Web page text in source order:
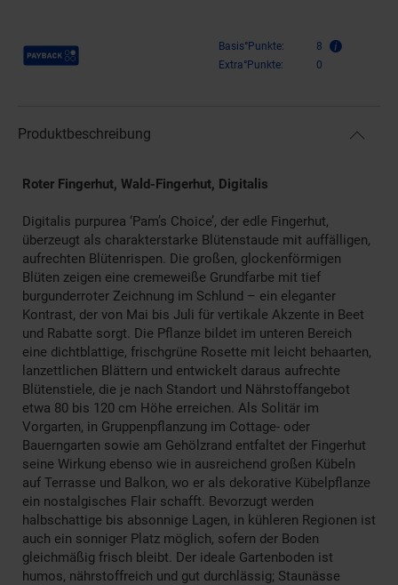
Payback Punkte Basis°Punkte:
8
Extra°Punkte:
0
Produktbeschreibung
Roter Fingerhut, Wald-Fingerhut, Digitalis
Digitalis purpurea ‘Pam’s Choice’, der edle Fingerhut,
überzeugt als charakterstarke Blütenstaude mit auffälligen,
aufrechten Blütenrispen. Die großen, glockenförmigen
Blüten zeigen eine cremeweiße Grundfarbe mit tief
burgunderroter Zeichnung im Schlund – ein eleganter
Kontrast, der von Mai bis Juli für vertikale Akzente in Beet
und Rabatte sorgt. Die Pflanze bildet im unteren Bereich
eine dichtblattige, frischgrüne Rosette mit leicht behaarten,
lanzettlichen Blättern und entwickelt daraus aufrechte
Blütenstiele, die je nach Standort und Nährstoffangebot
etwa 80 bis 120 cm Höhe erreichen. Als Solitär im
Vorgarten, in Gruppenpflanzung im Cottage- oder
Bauerngarten sowie am Gehölzrand entfaltet der Fingerhut
seine Wirkung ebenso wie in ausreichend großen Kübeln
auf Terrasse und Balkon, wo er als dekorative Kübelpflanze
ein nostalgisches Flair schafft. Bevorzugt werden
halbschattige bis absonnige Lagen, in kühleren Regionen ist
auch ein sonniger Platz möglich, sofern der Boden
gleichmäßig frisch bleibt. Der ideale Gartenboden ist
humos, nährstoffreich und gut durchlässig; Staunässe